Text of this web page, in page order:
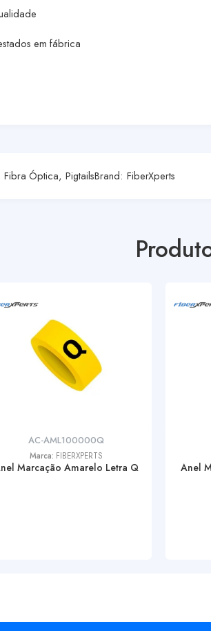
em fábrica
Fibra Óptica, PigtailsBrand: FiberXperts
AC-AML100000Q
Marca: FIBERXPERTS
Marcação Amarelo Letra Q Anel